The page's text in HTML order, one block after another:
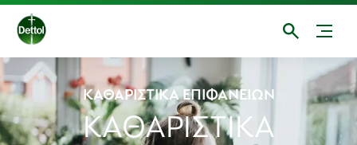
ΚΑΘΑΡΙΣΤΙΚΆ ΕΠΙΦΑΝΕΙΏΝ
ΚΑΘΑΡΙΣΤΙΚΆ